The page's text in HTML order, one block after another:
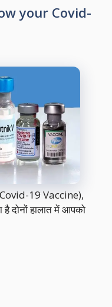
your Covid-
19 Vaccine),
दोनों हालात में आपको